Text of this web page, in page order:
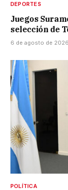
DEPORTES
Juegos
selección de
6 de agosto de 2026
POLÍTICA